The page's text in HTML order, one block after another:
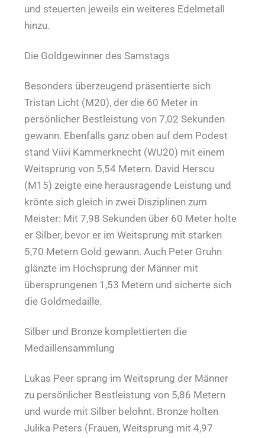
und steuerten jeweils ein weiteres Edelmetall
hinzu.
Die Goldgewinner des Samstags
Besonders überzeugend präsentierte sich
Tristan Licht (M20), der die 60 Meter in
persönlicher Bestleistung von 7,02 Sekunden
gewann. Ebenfalls ganz oben auf dem Podest
stand Viivi Kammerknecht (WU20) mit einem
Weitsprung von 5,54 Metern. David Herscu
(M15) zeigte eine herausragende Leistung und
krönte sich gleich in zwei Disziplinen zum
Meister: Mit 7,98 Sekunden über 60 Meter holte
er Silber, bevor er im Weitsprung mit starken
5,70 Metern Gold gewann. Auch Peter Gruhn
glänzte im Hochsprung der Männer mit
übersprungenen 1,53 Metern und sicherte sich
die Goldmedaille.
Silber und Bronze komplettierten die
Medaillensammlung
Lukas Peer sprang im Weitsprung der Männer
zu persönlicher Bestleistung von 5,86 Metern
und wurde mit Silber belohnt. Bronze holten
Julika Peters (Frauen, Weitsprung mit 4,97